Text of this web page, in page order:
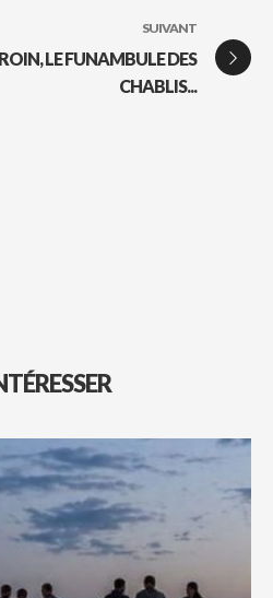
SUIVANT
LE FUNAMBULE DES
CHABLIS...